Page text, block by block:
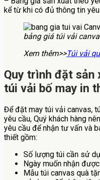
kể từ khi có đủ thông tin
bảng giá túi vải
Xem thêm>>Túi vải
Quy trình đặt sản
túi vải bố may in
Để đặt may túi vải canvas,
yêu cầu, Quý khách hàng
yêu cầu để nhận tư vấn và
thiết gồm:
Số lượng túi cần sử
Ngày muốn nhận
Mẫu túi canvas quà